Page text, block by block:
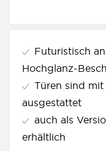
Futuristisch
Hochglanz-
Türen sind mit
ausgestattet
auch als
erhältlich